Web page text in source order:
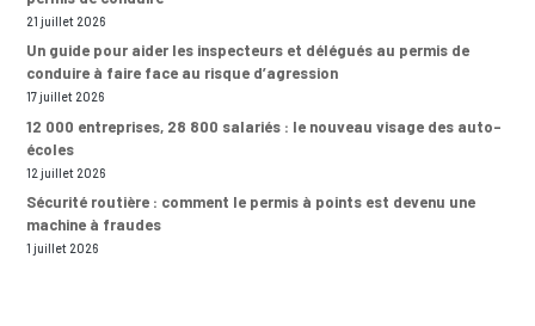
21 juillet 2026
Un guide pour aider les inspecteurs et délégués au permis de
conduire à faire face au risque d’agression
17 juillet 2026
12 000 entreprises, 28 800 salariés : le nouveau visage des auto-
écoles
12 juillet 2026
Sécurité routière : comment le permis à points est devenu une
machine à fraudes
1 juillet 2026